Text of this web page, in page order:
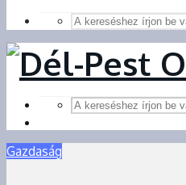
Gazdaság